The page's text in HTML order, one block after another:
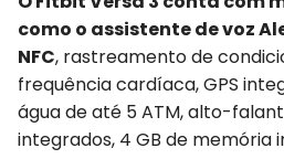
como o assistente de voz
NFC, rastreamento de
frequência cardíaca, GPS
água de até 5 ATM, alto-
integrados, 4 GB de memória